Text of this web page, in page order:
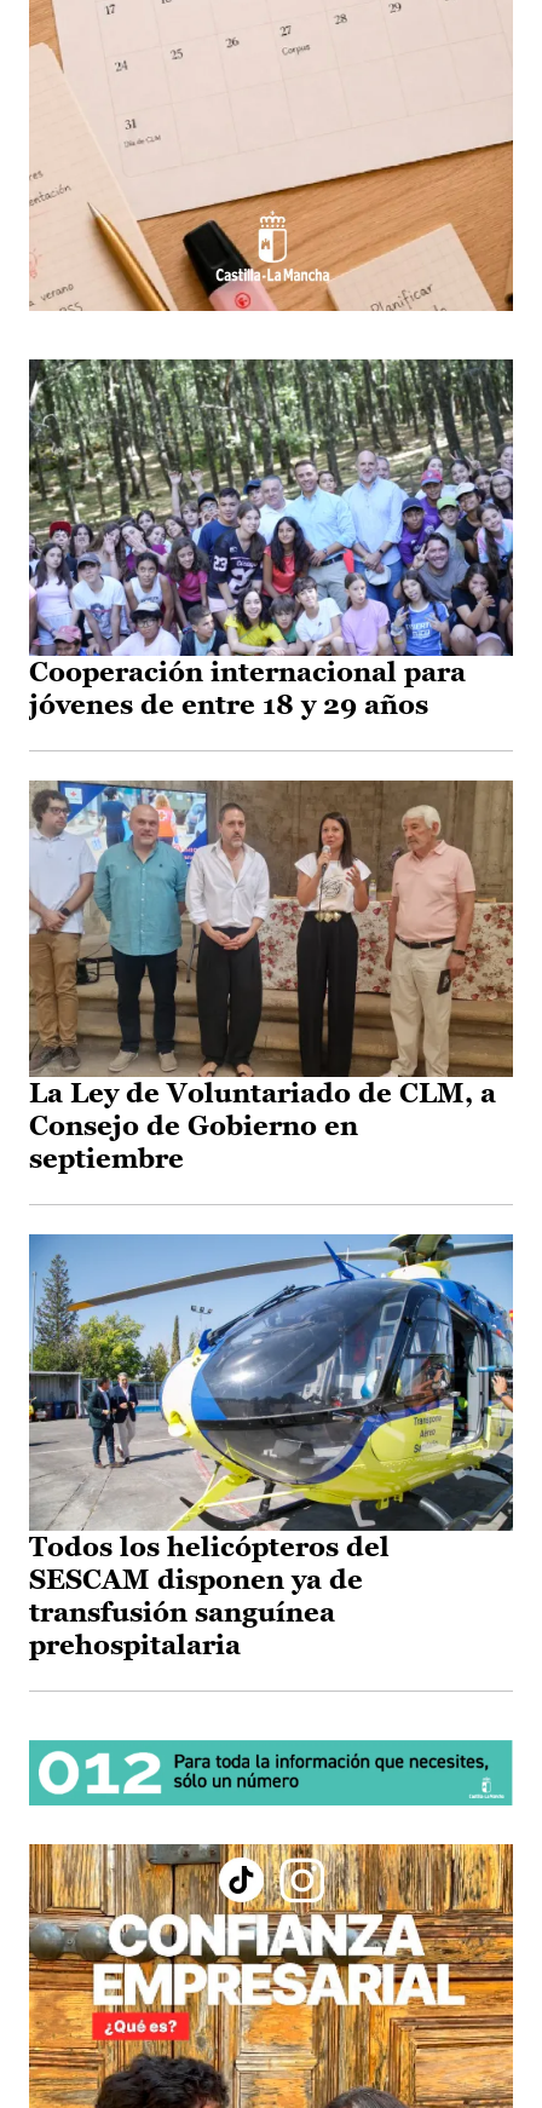
Cooperación internacional para
jóvenes de entre 18 y 29 años
La Ley de Voluntariado de CLM, a
Consejo de Gobierno en
septiembre
Todos los helicópteros del
SESCAM disponen ya de
transfusión sanguínea
prehospitalaria